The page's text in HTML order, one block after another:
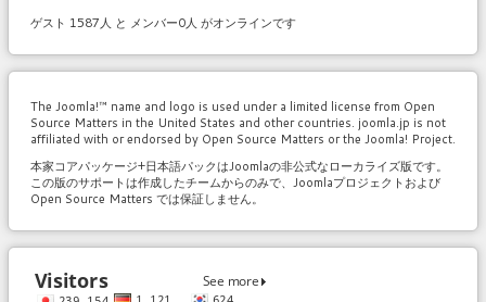
ゲスト 1587人 と メンバー0人 がオンラインです
The Joomla!™ name and logo is used under a limited license from Open
Source Matters in the United States and other countries. joomla.jp is not
affiliated with or endorsed by Open Source Matters or the Joomla! Project.
本家コアパッケージ+日本語パックはJoomlaの非公式なローカライズ版です。
この版のサポートは作成したチームからのみで、Joomlaプロジェクトおよび
Open Source Matters では保証しません。